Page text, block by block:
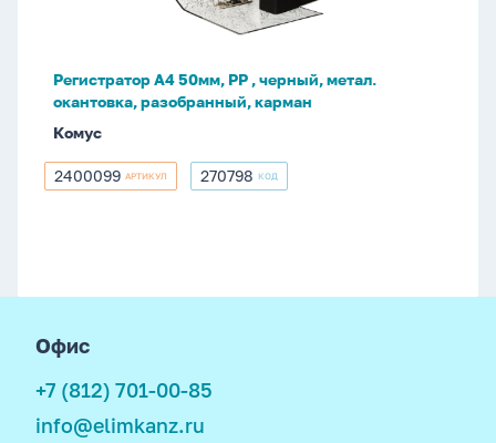
разобранный,
карман
Регистратор А4 50мм, РР , черный, метал.
окантовка, разобранный, карман
Комус
2400099
2400099 АРТИКУЛ 270798
270798 КОД
Офис
+7 (812) 701-00-85
info@elimkanz.ru